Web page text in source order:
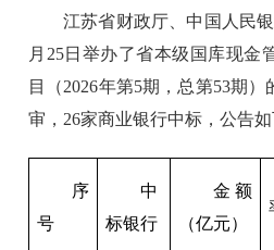
江苏省财政厅、中国人民
月25日举办了省本级国库现金
目（2026年第5期，总第53期
审，26家商业银行中标，公告如
序
号
中
标银行
金额
（亿元）